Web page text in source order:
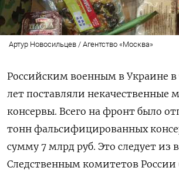
Артур Новосильцев / Агентство «Москва»
Российским военным в Украине в
лет поставляли некачественные
консервы. Всего на фронт было
тонн фальсифицированных
сумму 7 млрд руб. Это следует из
Следственным комитетов России